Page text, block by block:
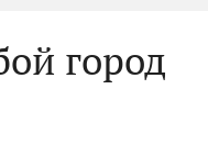
город